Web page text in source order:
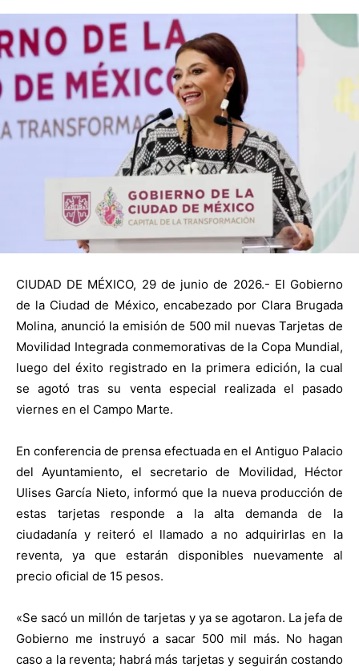
CIUDAD DE MÉXICO, 29 de junio de 2026.- El Gobierno
de la Ciudad de México, encabezado por Clara Brugada
Molina, anunció la emisión de 500 mil nuevas Tarjetas de
Movilidad Integrada conmemorativas de la Copa Mundial,
luego del éxito registrado en la primera edición, la cual
se agotó tras su venta especial realizada el pasado
viernes en el Campo Marte.
En conferencia de prensa efectuada en el Antiguo Palacio
del Ayuntamiento, el secretario de Movilidad, Héctor
Ulises García Nieto, informó que la nueva producción de
estas tarjetas responde a la alta demanda de la
ciudadanía y reiteró el llamado a no adquirirlas en la
reventa, ya que estarán disponibles nuevamente al
precio oficial de 15 pesos.
«Se sacó un millón de tarjetas y ya se agotaron. La jefa de
Gobierno me instruyó a sacar 500 mil más. No hagan
caso a la reventa; habrá más tarjetas y seguirán costando